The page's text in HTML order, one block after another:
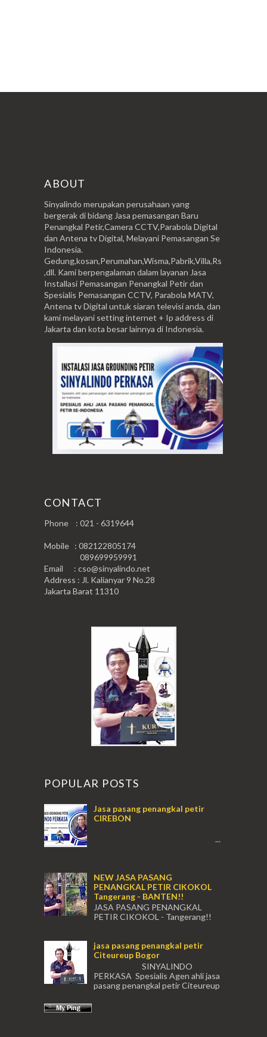
ABOUT
Sinyalindo merupakan perusahaan yang
bergerak di bidang Jasa pemasangan Baru
Penangkal Petir,Camera CCTV,Parabola Digital
dan Antena tv Digital, Melayani Pemasangan Se
Indonesia.
Gedung,kosan,Perumahan,Wisma,Pabrik,Villa,Rs
,dll. Kami berpengalaman dalam layanan Jasa
Installasi Pemasangan Penangkal Petir dan
Spesialis Pemasangan CCTV, Parabola MATV,
Antena tv Digital untuk siaran televisi anda, dan
kami melayani setting internet + Ip address di
Jakarta dan kota besar lainnya di Indonesia.
CONTACT
Phone : 021 - 6319644
Mobile : 082122805174
089699959991
Email : cso@sinyalindo.net
Address : Jl. Kalianyar 9 No.28
Jakarta Barat 11310
POPULAR POSTS
Jasa pasang penangkal petir
CIREBON
...
NEW JASA PASANG
PENANGKAL PETIR CIKOKOL
Tangerang - BANTEN!!
JASA PASANG PENANGKAL
PETIR CIKOKOL - Tangerang!!
CIKOKOL TANGERANG ...
jasa pasang penangkal petir
Citeureup Bogor
SINYALINDO
PERKASA Spesialis Agen ahli jasa
pasang penangkal petir Citeureup